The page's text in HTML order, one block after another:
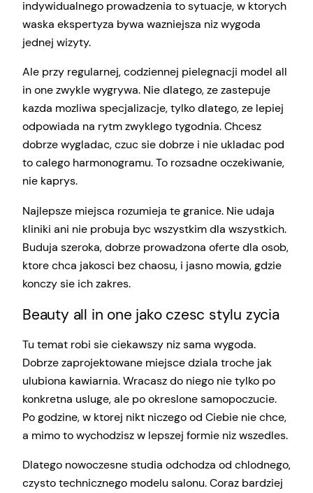
indywidualnego prowadzenia to sytuacje, w ktorych
waska ekspertyza bywa wazniejsza niz wygoda
jednej wizyty.
Ale przy regularnej, codziennej pielegnacji model all
in one zwykle wygrywa. Nie dlatego, ze zastepuje
kazda mozliwa specjalizacje, tylko dlatego, ze lepiej
odpowiada na rytm zwyklego tygodnia. Chcesz
dobrze wygladac, czuc sie dobrze i nie ukladac pod
to calego harmonogramu. To rozsadne oczekiwanie,
nie kaprys.
Najlepsze miejsca rozumieja te granice. Nie udaja
kliniki ani nie probuja byc wszystkim dla wszystkich.
Buduja szeroka, dobrze prowadzona oferte dla osob,
ktore chca jakosci bez chaosu, i jasno mowia, gdzie
konczy sie ich zakres.
Beauty all in one jako czesc stylu zycia
Tu temat robi sie ciekawszy niz sama wygoda.
Dobrze zaprojektowane miejsce dziala troche jak
ulubiona kawiarnia. Wracasz do niego nie tylko po
konkretna usluge, ale po okreslone samopoczucie.
Po godzine, w ktorej nikt niczego od Ciebie nie chce,
a mimo to wychodzisz w lepszej formie niz wszedles.
Dlatego nowoczesne studia odchodza od chlodnego,
czysto technicznego modelu salonu. Coraz bardziej